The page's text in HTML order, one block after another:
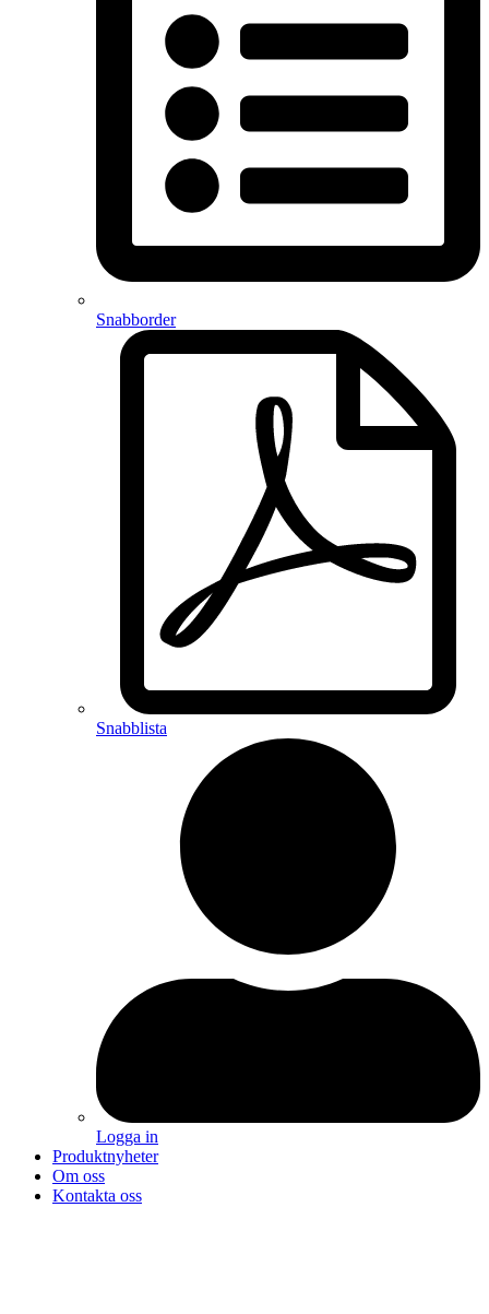
Snabborder
Snabblista
Logga in
Produktnyheter
Om oss
Kontakta oss